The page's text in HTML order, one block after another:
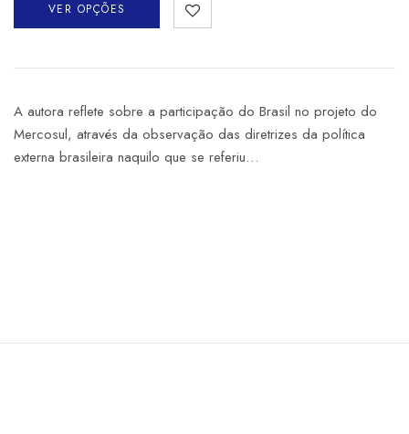
VER OPÇÕES
A autora reflete sobre a participação do Brasil no projeto do
Mercosul, através da observação das diretrizes da política
externa brasileira naquilo que se referiu…